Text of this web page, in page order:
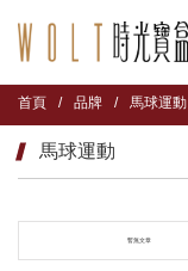
首頁 / 品牌 / 馬球運動
馬球運動
暫無文章